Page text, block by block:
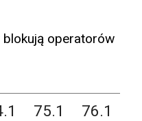
operatorów
75.1
76.1